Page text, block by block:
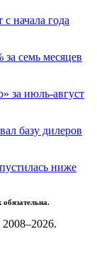
начала года
семь месяцев
за июль-август
базу дилеров
ниже